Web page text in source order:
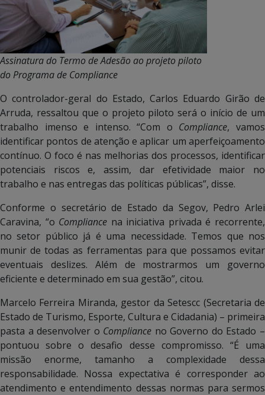
Assinatura do Termo de Adesão ao projeto piloto
do Programa de Compliance
O controlador-geral do Estado, Carlos Eduardo Girão de
Arruda, ressaltou que o projeto piloto será o início de um
trabalho imenso e intenso. “Com o Compliance, vamos
identificar pontos de atenção e aplicar um aperfeiçoamento
contínuo. O foco é nas melhorias dos processos, identificar
potenciais riscos e, assim, dar efetividade maior no
trabalho e nas entregas das políticas públicas”, disse.
Conforme o secretário de Estado da Segov, Pedro Arlei
Caravina, “o Compliance na iniciativa privada é recorrente,
no setor público já é uma necessidade. Temos que nos
munir de todas as ferramentas para que possamos evitar
eventuais deslizes. Além de mostrarmos um governo
eficiente e determinado em sua gestão”, citou.
Marcelo Ferreira Miranda, gestor da Setescc (Secretaria de
Estado de Turismo, Esporte, Cultura e Cidadania) – primeira
pasta a desenvolver o Compliance no Governo do Estado –
pontuou sobre o desafio desse compromisso. “É uma
missão enorme, tamanho a complexidade dessa
responsabilidade. Nossa expectativa é corresponder ao
atendimento e entendimento dessas normas para sermos